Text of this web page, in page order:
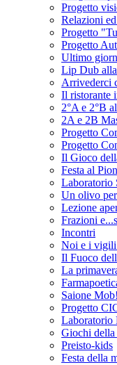
Progetto
Relazioni
Progetto
Progetto
Ultimo
Lip Dub
Arrivederci
Il ristorante
2°A e 2°B
2A e 2B
Progetto
Progetto
Il Gioco
Festa al
Laboratorio
Un olivo
Lezione
Frazioni
Incontri
Noi e i
Il Fuoco
La
Saione Mob!
Progetto
Laboratorio
Giochi
Preisto-kids
Festa della